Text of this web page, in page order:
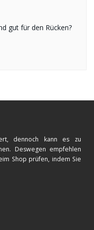
gut für den Rücken?
dennoch kann es zu
Deswegen empfehlen
Shop prüfen, indem Sie